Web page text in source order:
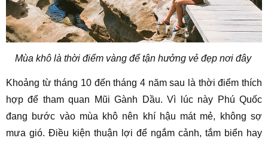
Mùa khô là thời điểm vàng để tận hưởng vẻ đẹp nơi đây
Khoảng từ tháng 10 đến tháng 4 năm sau là thời điểm thích
hợp để tham quan Mũi Gành Dầu. Vì lúc này Phú Quốc
đang bước vào mùa khô nên khí hậu mát mẻ, không sợ
mưa gió. Điều kiện thuận lợi để ngắm cảnh, tắm biển hay